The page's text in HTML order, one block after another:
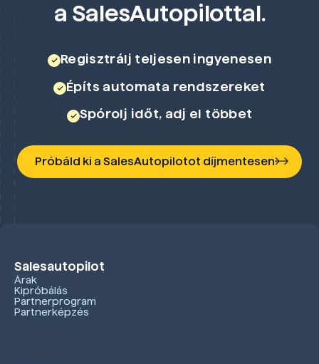
a SalesAutopilottal.
Regisztrálj teljesen ingyenesen
Építs automata rendszereket
Spórolj időt, adj el többet
Próbáld ki a SalesAutopilotot díjmentesen
Salesautopilot
Árak
Kipróbálás
Partnerprogram
Partnerképzés